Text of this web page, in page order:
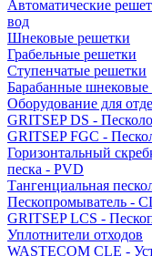
Автоматические
вод
Шнековые решетки
Грабельные решетки
Ступенчатые решетки
Барабанные шнековые
Оборудование для
GRITSEP DS -
GRITSEP FGC -
Горизонтальный
песка - PVD
Тангенциальная
Пескопромыватель -
GRITSEP LCS -
Уплотнители отходов
WASTECOM CLE -